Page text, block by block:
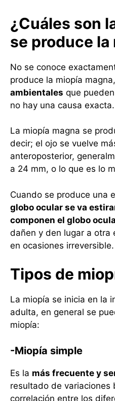
¿Cuáles son
se produce la
No se conoce
produce la miopía
ambientales que
no hay una causa exacta.
La miopía magna se
decir; el ojo se vuelve
anteroposterior,
a 24 mm, o lo que es lo
Cuando se produce una
globo ocular se va
componen el globo
dañen y den lugar a otra
en ocasiones irreversible.
Tipos de
La miopía se inicia en la
adulta, en general se
miopía:
-Miopía simple
Es la más frecuente y
resultado de variaciones
correlación entre los